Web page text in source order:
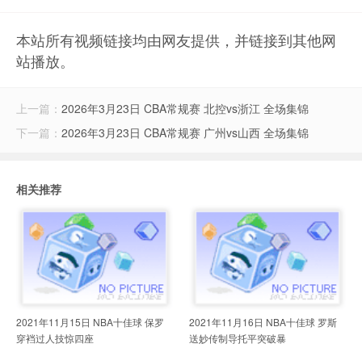
本站所有视频链接均由网友提供，并链接到其他网
站播放。
上一篇： 2026年3月23日 CBA常规赛 北控vs浙江 全场集锦
下一篇： 2026年3月23日 CBA常规赛 广州vs山西 全场集锦
相关推荐
2021年11月15日 NBA十佳球 保罗
穿裆过人技惊四座
2021年11月16日 NBA十佳球 罗斯
送妙传制导托平突破暴